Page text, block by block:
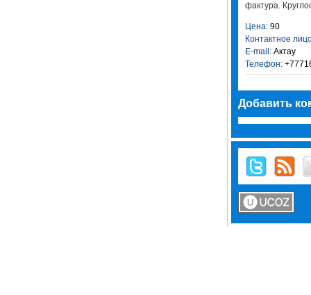
фактура.
Цена:90
Контактное
E-mail:Актау
Телефон:
Добавить